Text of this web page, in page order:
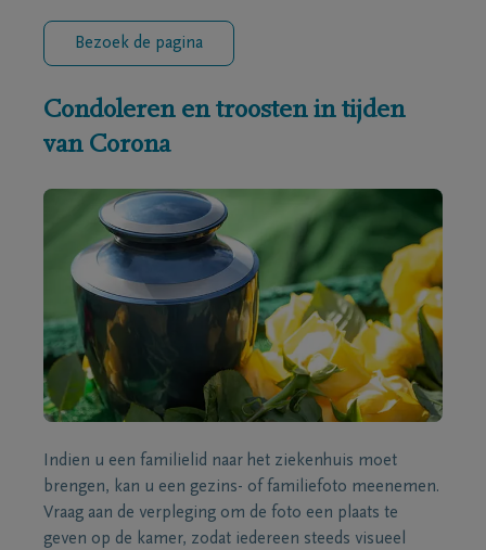
Bezoek de pagina
Condoleren en troosten in tijden
van Corona
Indien u een familielid naar het ziekenhuis moet
brengen, kan u een gezins- of familiefoto meenemen.
Vraag aan de verpleging om de foto een plaats te
geven op de kamer, zodat iedereen steeds visueel